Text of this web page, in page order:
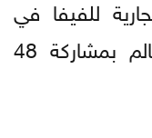
للفيفا في
النسخة الأولى من كأس العالم بمشاركة 48